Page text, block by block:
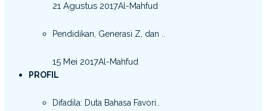
21 Agustus 2017Al-Mahfud
Pendidikan, Generasi Z, dan ..
15 Mei 2017Al-Mahfud
PROFIL
Difadila: Duta Bahasa Favori..